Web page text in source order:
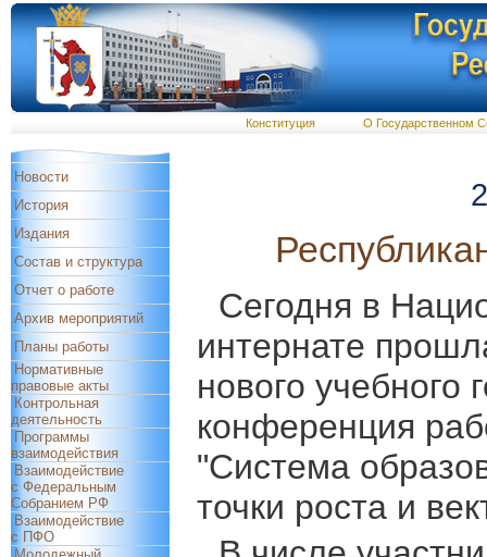
Конституция О Государственном
Новости
История
Издания
Состав и структура
Отчет о работе
Архив мероприятий
Планы работы
Нормативные
правовые акты
Контрольная
деятельность
Программы
взаимодействия
Взаимодействие
с Федеральным
Собранием РФ
Взаимодействие
с ПФО
Сегодня в
интернате
нового учебного
конференция
"Система
точки роста и